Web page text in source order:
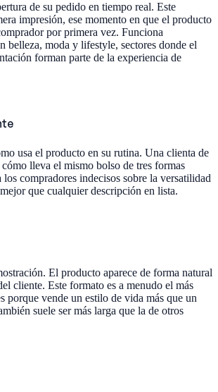
de su pedido en tiempo real. Este
impresión, ese momento en que el producto
por primera vez. Funciona
belleza, moda y lifestyle, sectores donde el
forman parte de la experiencia de
usa el producto en su rutina. Una clienta de
cómo lleva el mismo bolso de tres formas
compradores indecisos sobre la versatilidad
que cualquier descripción en lista.
El producto aparece de forma natural
cliente. Este formato es a menudo el más
porque vende un estilo de vida más que un
suele ser más larga que la de otros